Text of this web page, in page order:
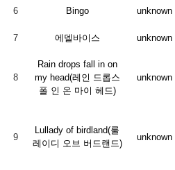
6
Bingo unknown
7 에델바이스 unknown
8
Rain drops fall in on
my head(레인 드롭스
폴 인 온 마이 헤드)
unknown
9
Lullady of birdland(룰
레이디 오브 버드랜드)
unknown